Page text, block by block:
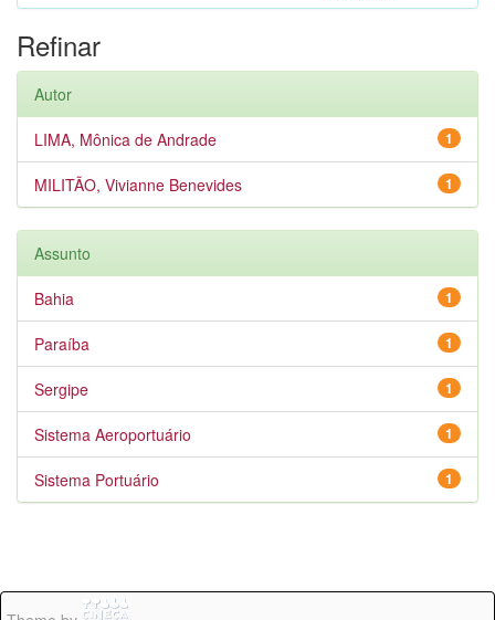
Refinar
Autor
1
LIMA, Mônica de Andrade
1
MILITÃO, Vivianne Benevides
Assunto
1
Bahia
1
Paraíba
1
Sergipe
1
Sistema Aeroportuário
1
Sistema Portuário